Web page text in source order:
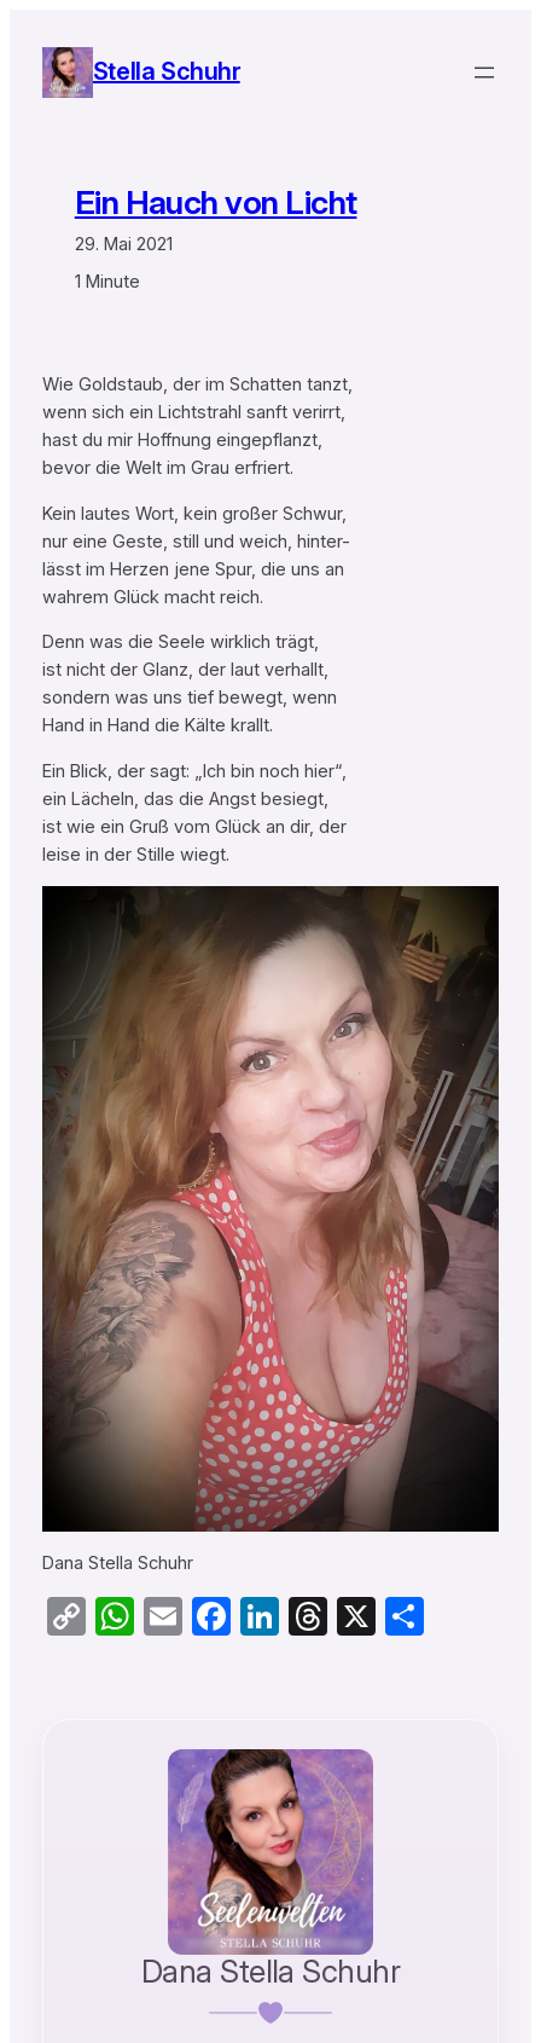
Inhalt
springen
Stella Schuhr
Ein Hauch von Licht
29. Mai 2021
1 Minute
Wie Goldstaub, der im Schatten tanzt,
wenn sich ein Lichtstrahl sanft verirrt,
hast du mir Hoffnung eingepflanzt,
bevor die Welt im Grau erfriert.
Kein lautes Wort, kein großer Schwur,
nur eine Geste, still und weich, hinter-
lässt im Herzen jene Spur, die uns an
wahrem Glück macht reich.
Denn was die Seele wirklich trägt,
ist nicht der Glanz, der laut verhallt,
sondern was uns tief bewegt, wenn
Hand in Hand die Kälte krallt.
Ein Blick, der sagt: „Ich bin noch hier“,
ein Lächeln, das die Angst besiegt,
ist wie ein Gruß vom Glück an dir, der
leise in der Stille wiegt.
Dana Stella Schuhr
CopyWhatsApp
EmailFacebook
LinkedIn
Threads
X Teilen
Dana Stella Schuhr